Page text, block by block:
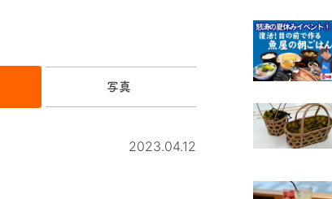
写真
2023.04.12